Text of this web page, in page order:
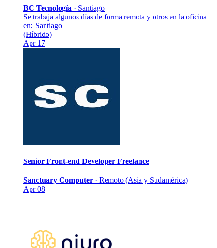
BC Tecnología · Santiago
Se trabaja algunos días de forma remota y otros en la oficina
en: Santiago
(Híbrido)
Apr 17
Senior Front-end Developer Freelance
Sanctuary Computer · Remoto (Asia y Sudamérica)
Apr 08